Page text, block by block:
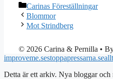
Kategorier
Carinas Föreställningar
Blommor
Mot Strindberg
© 2026 Carina & Pernilla •
improveme.sestoppapressarna.se
Detta är ett arkiv. Nya bloggar och